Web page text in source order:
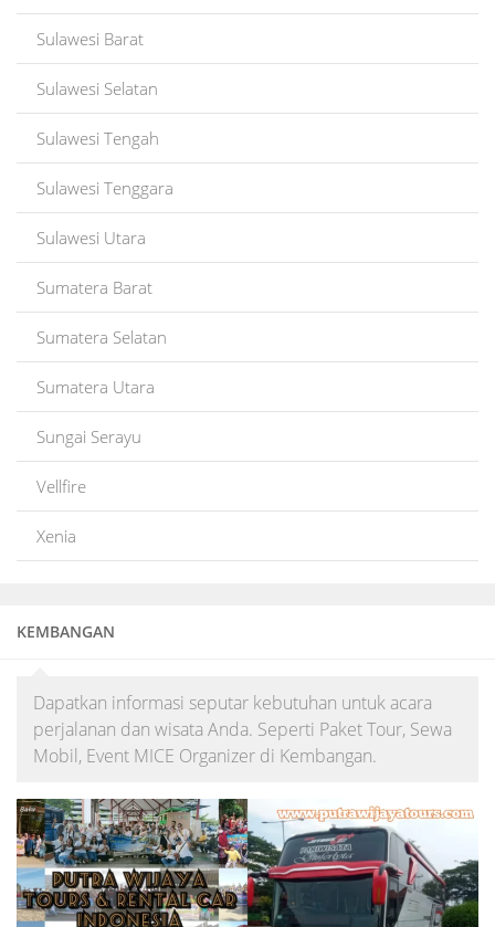
KEMBANGAN
Dapatkan informasi seputar kebutuhan untuk acara
perjalanan dan wisata Anda. Seperti Paket Tour, Sewa
Mobil, Event MICE Organizer di Kembangan.
Sulawesi Barat
Sulawesi Selatan
Sulawesi Tengah
Sulawesi Tenggara
Sulawesi Utara
Sumatera Barat
Sumatera Selatan
Sumatera Utara
Sungai Serayu
Vellfire
Xenia